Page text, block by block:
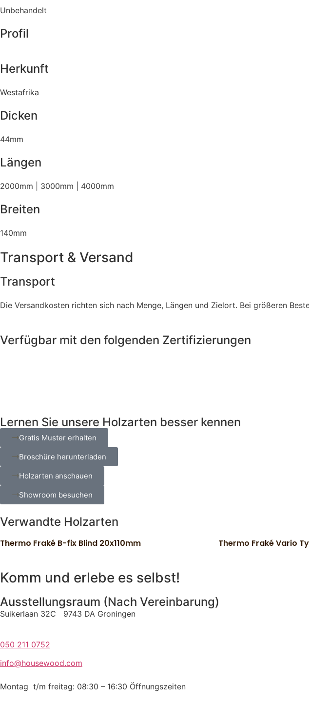
Unbehandelt
Profil
Herkunft
Westafrika
Dicken
44mm
Längen
2000mm | 3000mm | 4000mm
Breiten
140mm
Transport & Versand
Transport
Die Versandkosten richten sich nach Menge, Längen und Zielort. Bei größeren
Verfügbar mit den folgenden Zertifizierungen
Lernen Sie unsere Holzarten besser kennen
Gratis Muster erhalten
Broschüre herunterladen
Holzarten anschauen
Showroom besuchen
Verwandte Holzarten
Thermo Fraké B-fix Blind 20x110mm Thermo Fraké Vario
Komm und erlebe es selbst!
Ausstellungsraum (Nach Vereinbarung)
Suikerlaan 32C 9743 DA Groningen
050 211 0752
info@housewood.com
Montag t/m freitag: 08:30 – 16:30 Öffnungszeiten